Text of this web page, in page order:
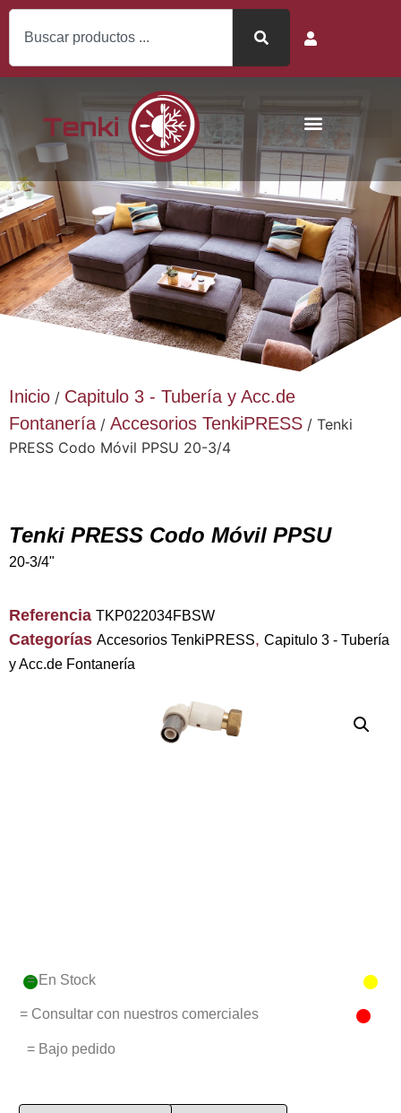
Inicio / Capitulo 3 - Tubería y Acc.de
Fontanería/ Accesorios TenkiPRESS / Tenki
PRESS Codo Móvil PPSU 20-3/4
Tenki PRESS Codo Móvil PPSU
20-3/4"
Referencia TKP022034FBSW
Categorías Accesorios TenkiPRESS, Capitulo 3 - Tubería
y Acc.de Fontanería
= En Stock
= Consultar con nuestros comerciales
= Bajo pedido